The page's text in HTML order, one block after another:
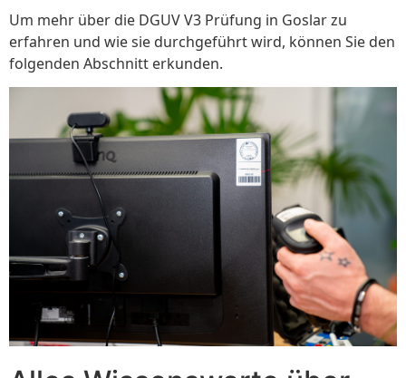
Um mehr über die DGUV V3 Prüfung in Goslar zu
erfahren und wie sie durchgeführt wird, können Sie den
folgenden Abschnitt erkunden.